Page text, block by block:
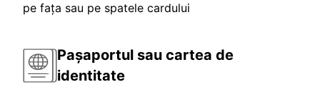
pe fața sau pe spatele cardului
Pașaportul sau cartea de
identitate